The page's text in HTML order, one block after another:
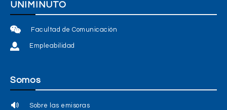
UNIMINUTO
Facultad de Comunicación
Empleabilidad
Somos
Sobre las emisoras